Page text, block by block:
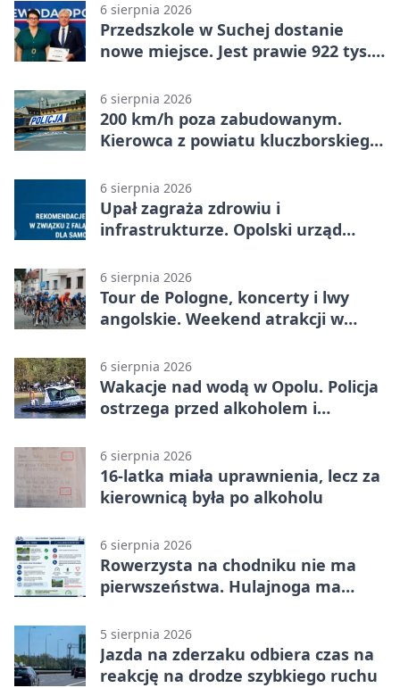
6 sierpnia 2026
Przedszkole w Suchej dostanie
nowe miejsce. Jest prawie 922 tys.
6 sierpnia 2026
200 km/h poza zabudowanym.
Kierowca z powiatu kluczborskiego
6 sierpnia 2026
Upał zagraża zdrowiu i
infrastrukturze. Opolski urząd
6 sierpnia 2026
Tour de Pologne, koncerty i lwy
angolskie. Weekend atrakcji w
6 sierpnia 2026
Wakacje nad wodą w Opolu. Policja
ostrzega przed alkoholem i
6 sierpnia 2026
16-latka miała uprawnienia, lecz za
kierownicą była po alkoholu
6 sierpnia 2026
Rowerzysta na chodniku nie ma
pierwszeństwa. Hulajnoga ma
5 sierpnia 2026
Jazda na zderzaku odbiera czas na
reakcję na drodze szybkiego ruchu